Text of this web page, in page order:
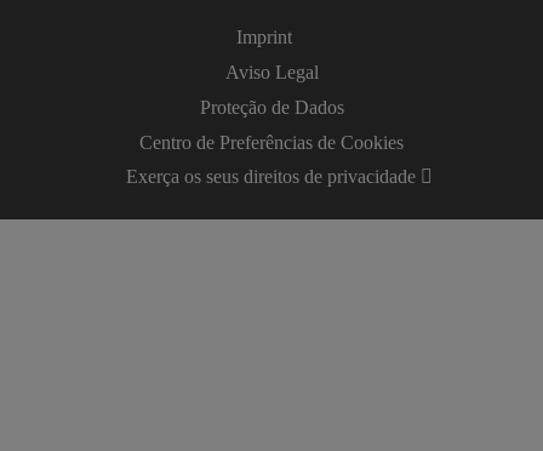
Imprint
Aviso Legal
Proteção de Dados
Centro de Preferências de Cookies
Exerça os seus direitos de privacidade